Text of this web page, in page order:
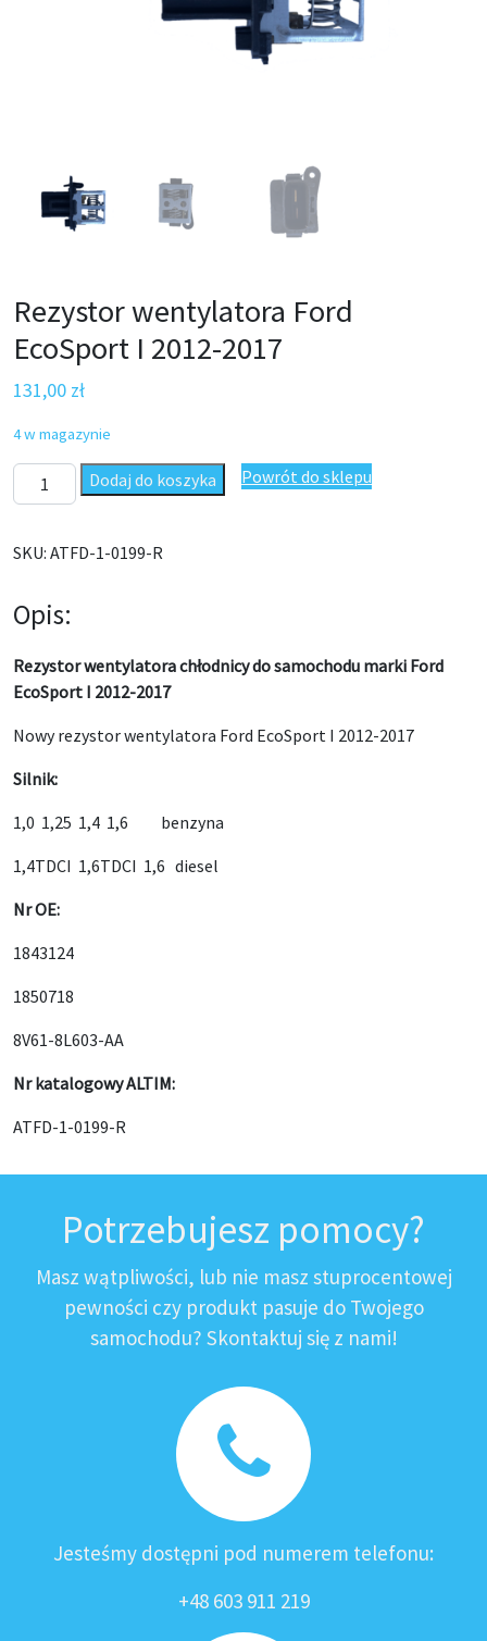
Rezystor wentylatora Ford
EcoSport I 2012-2017
131,00 zł
4 w magazynie
ilość Rezystor wentylatora chłodnicy Ford EcoSport I 2012-2017
Dodaj do koszyka Powrót do sklepu
SKU: ATFD-1-0199-R
Opis:
Rezystor wentylatora chłodnicy do samochodu marki Ford
EcoSport I 2012-2017
Nowy rezystor wentylatora Ford EcoSport I 2012-2017
Silnik:
1,0 1,25 1,4 1,6 benzyna
1,4TDCI 1,6TDCI 1,6 diesel
Nr OE:
1843124
1850718
8V61-8L603-AA
Nr katalogowy ALTIM:
ATFD-1-0199-R
Potrzebujesz pomocy?
Masz wątpliwości, lub nie masz stuprocentowej
pewności czy produkt pasuje do Twojego
samochodu? Skontaktuj się z nami!
Jesteśmy dostępni pod numerem telefonu:
+48 603 911 219